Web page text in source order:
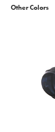
Other Colors